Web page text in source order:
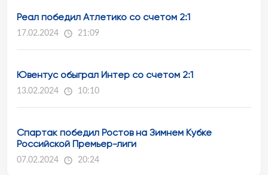
Реал победил Атлетико со счетом 2:1
17.02.2024 21:09
Ювентус обыграл Интер со счетом 2:1
13.02.2024 10:10
Спартак победил Ростов на Зимнем Кубке
Российской Премьер-лиги
07.02.2024 20:24